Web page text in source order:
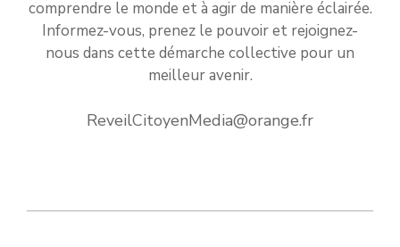
comprendre le monde et à agir de manière éclairée.
Informez-vous, prenez le pouvoir et rejoignez-
nous dans cette démarche collective pour un
meilleur avenir.
ReveilCitoyenMedia@orange.fr